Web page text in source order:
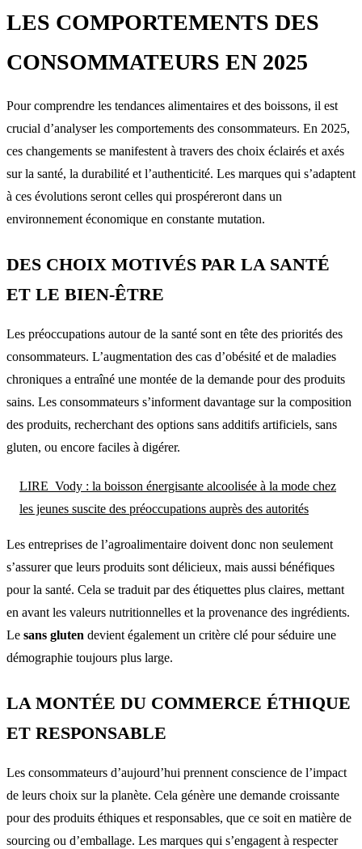
LES COMPORTEMENTS DES
CONSOMMATEURS EN 2025
Pour comprendre les tendances alimentaires et des boissons, il est
crucial d’analyser les comportements des consommateurs. En 2025,
ces changements se manifestent à travers des choix éclairés et axés
sur la santé, la durabilité et l’authenticité. Les marques qui s’adaptent
à ces évolutions seront celles qui prospéreront dans un
environnement économique en constante mutation.
DES CHOIX MOTIVÉS PAR LA SANTÉ
ET LE BIEN-ÊTRE
Les préoccupations autour de la santé sont en tête des priorités des
consommateurs. L’augmentation des cas d’obésité et de maladies
chroniques a entraîné une montée de la demande pour des produits
sains. Les consommateurs s’informent davantage sur la composition
des produits, recherchant des options sans additifs artificiels, sans
gluten, ou encore faciles à digérer.
LIRE Vody : la boisson énergisante alcoolisée à la mode chez
les jeunes suscite des préoccupations auprès des autorités
Les entreprises de l’agroalimentaire doivent donc non seulement
s’assurer que leurs produits sont délicieux, mais aussi bénéfiques
pour la santé. Cela se traduit par des étiquettes plus claires, mettant
en avant les valeurs nutritionnelles et la provenance des ingrédients.
Le sans gluten devient également un critère clé pour séduire une
démographie toujours plus large.
LA MONTÉE DU COMMERCE ÉTHIQUE
ET RESPONSABLE
Les consommateurs d’aujourd’hui prennent conscience de l’impact
de leurs choix sur la planète. Cela génère une demande croissante
pour des produits éthiques et responsables, que ce soit en matière de
sourcing ou d’emballage. Les marques qui s’engagent à respecter